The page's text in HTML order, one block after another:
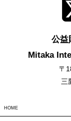
公益
Mitaka
〒
三
HOME